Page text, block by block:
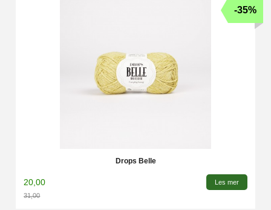
Drops Belle
20,00
31,00
-35%
Les mer